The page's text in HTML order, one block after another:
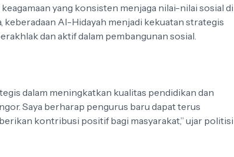
yang konsisten menjaga nilai-nilai sosial di
keberadaan Al-Hidayah menjadi kekuatan strategis
dan aktif dalam pembangunan sosial.
dalam meningkatkan kualitas pendidikan dan
Saya berharap pengurus baru dapat terus
kontribusi positif bagi masyarakat,” ujar politisi